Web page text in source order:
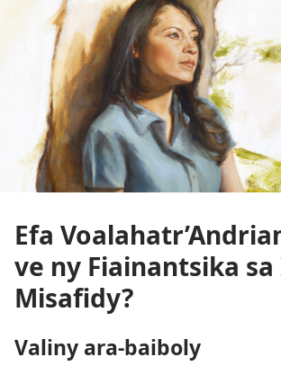
Efa
ve ny Fiainantsika
Misafidy?
Valiny ara-baiboly